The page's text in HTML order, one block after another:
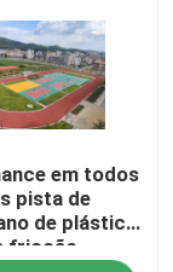
em todos
pista de
de plástico
fricção